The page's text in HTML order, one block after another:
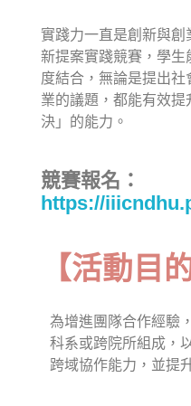
實踐力一直是創新與創
新提案實踐競賽，學生
度結合，無論是提出社
業的議題，都能有效
決」的能力。
競賽報名：
https://
【活動目的
為增進團隊合作經驗
科系或跨院所組成，
跨域協作能力，並提